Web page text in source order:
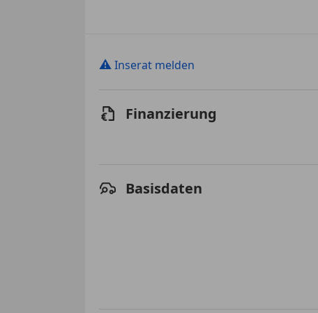
⚠ Inserat melden
Finanzierung
Basisdaten